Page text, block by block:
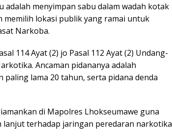
menyimpan sabu dalam wadah kotak
lokasi publik yang ramai untuk
Narkoba.
114 Ayat (2) jo Pasal 112 Ayat (2) Undang-
Ancaman pidananya adalah
lama 20 tahun, serta pidana denda
di Mapolres Lhokseumawe guna
terhadap jaringan peredaran narkotika